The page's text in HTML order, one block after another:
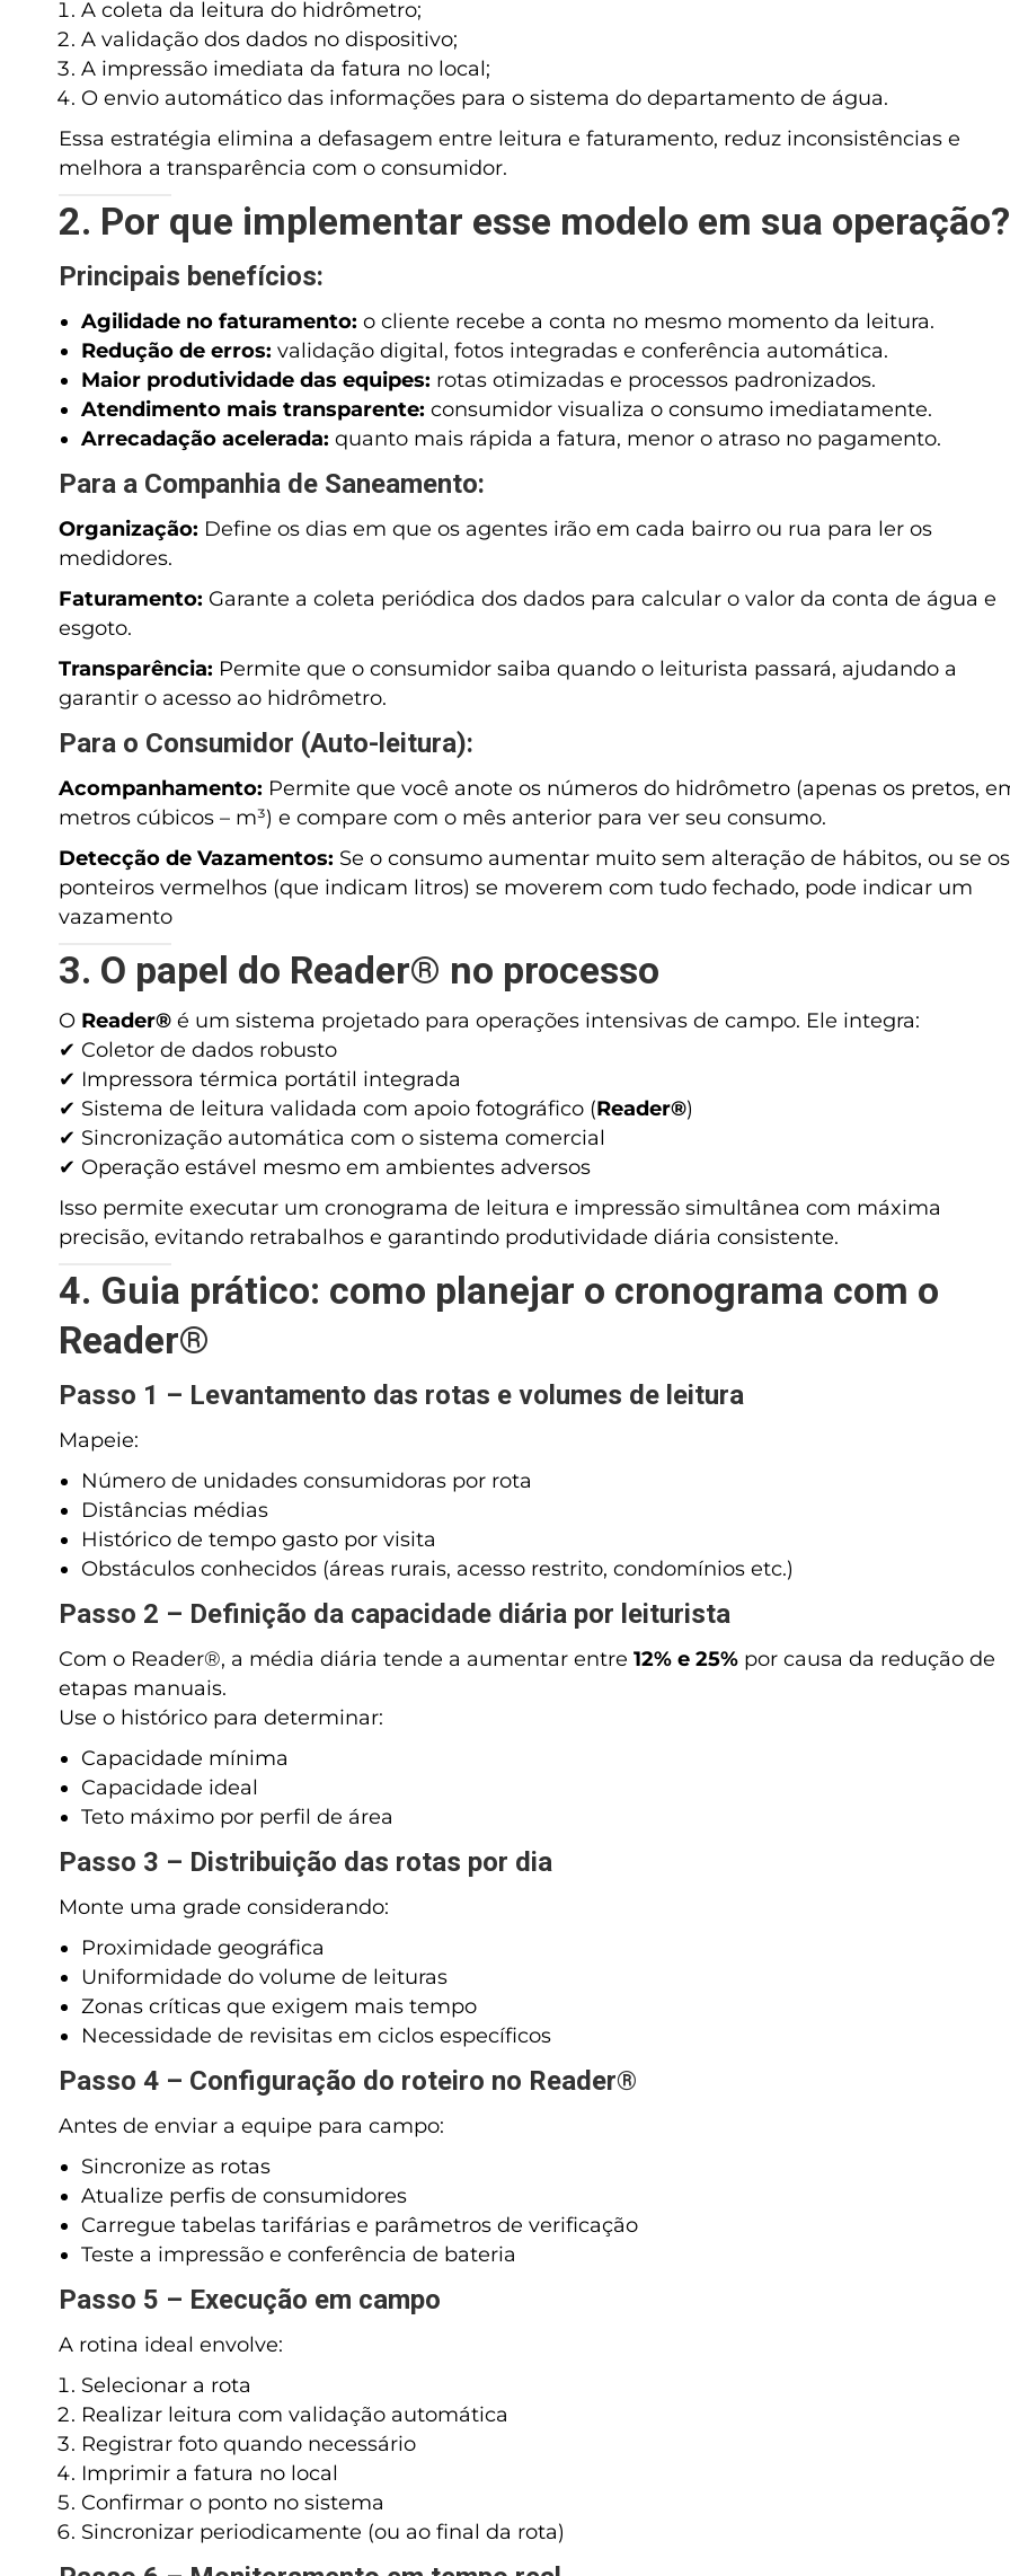
A coleta da leitura do hidrômetro;
A validação dos dados no dispositivo;
A impressão imediata da fatura no local;
O envio automático das informações para o sistema do departamento de água.
Essa estratégia elimina a defasagem entre leitura e faturamento, reduz inconsistências e
melhora a transparência com o consumidor.
2. Por que implementar esse modelo em sua operação?
Principais benefícios:
Agilidade no faturamento: o cliente recebe a conta no mesmo momento da leitura.
Redução de erros: validação digital, fotos integradas e conferência automática.
Maior produtividade das equipes: rotas otimizadas e processos padronizados.
Atendimento mais transparente: consumidor visualiza o consumo imediatamente.
Arrecadação acelerada: quanto mais rápida a fatura, menor o atraso no pagamento.
Para a Companhia de Saneamento:
Organização: Define os dias em que os agentes irão em cada bairro ou rua para ler os
medidores.
Faturamento: Garante a coleta periódica dos dados para calcular o valor da conta de água e
esgoto.
Transparência: Permite que o consumidor saiba quando o leiturista passará, ajudando a
garantir o acesso ao hidrômetro.
Para o Consumidor (Auto-leitura):
Acompanhamento: Permite que você anote os números do hidrômetro (apenas os pretos,
metros cúbicos – m³) e compare com o mês anterior para ver seu consumo.
Detecção de Vazamentos: Se o consumo aumentar muito sem alteração de hábitos, ou se os
ponteiros vermelhos (que indicam litros) se moverem com tudo fechado, pode indicar um
vazamento
3. O papel do Reader® no processo
O Reader® é um sistema projetado para operações intensivas de campo. Ele integra:
✔ Coletor de dados robusto
✔ Impressora térmica portátil integrada
✔ Sistema de leitura validada com apoio fotográfico (Reader®)
✔ Sincronização automática com o sistema comercial
✔ Operação estável mesmo em ambientes adversos
Isso permite executar um cronograma de leitura e impressão simultânea com máxima
precisão, evitando retrabalhos e garantindo produtividade diária consistente.
4. Guia prático: como planejar o cronograma com o
Reader®
Passo 1 – Levantamento das rotas e volumes de leitura
Mapeie:
Número de unidades consumidoras por rota
Distâncias médias
Histórico de tempo gasto por visita
Obstáculos conhecidos (áreas rurais, acesso restrito, condomínios etc.)
Passo 2 – Definição da capacidade diária por leiturista
Com o Reader®, a média diária tende a aumentar entre 12% e 25% por causa da redução de
etapas manuais.
Use o histórico para determinar:
Capacidade mínima
Capacidade ideal
Teto máximo por perfil de área
Passo 3 – Distribuição das rotas por dia
Monte uma grade considerando:
Proximidade geográfica
Uniformidade do volume de leituras
Zonas críticas que exigem mais tempo
Necessidade de revisitas em ciclos específicos
Passo 4 – Configuração do roteiro no Reader®
Antes de enviar a equipe para campo:
Sincronize as rotas
Atualize perfis de consumidores
Carregue tabelas tarifárias e parâmetros de verificação
Teste a impressão e conferência de bateria
Passo 5 – Execução em campo
A rotina ideal envolve:
Selecionar a rota
Realizar leitura com validação automática
Registrar foto quando necessário
Imprimir a fatura no local
Confirmar o ponto no sistema
Sincronizar periodicamente (ou ao final da rota)